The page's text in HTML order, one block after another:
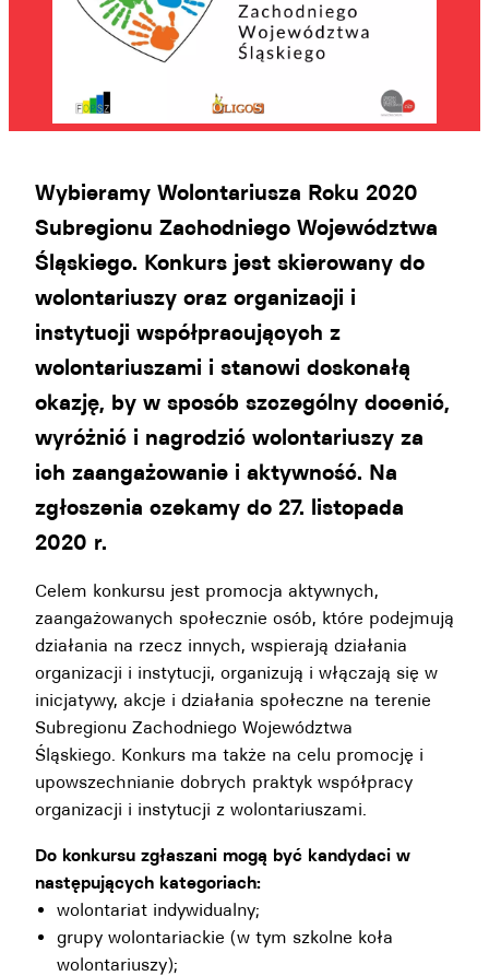
Wybieramy Wolontariusza Roku 2020
Subregionu Zachodniego Województwa
Śląskiego. Konkurs jest skierowany do
wolontariuszy oraz organizacji i
instytucji współpracujących z
wolontariuszami i stanowi doskonałą
okazję, by w sposób szczególny docenić,
wyróżnić i nagrodzić wolontariuszy za
ich zaangażowanie i aktywność. Na
zgłoszenia czekamy do 27. listopada
2020 r.
Celem konkursu jest promocja aktywnych,
zaangażowanych społecznie osób, które podejmują
działania na rzecz innych, wspierają działania
organizacji i instytucji, organizują i włączają się w
inicjatywy, akcje i działania społeczne na terenie
Subregionu Zachodniego Województwa
Śląskiego. Konkurs ma także na celu promocję i
upowszechnianie dobrych praktyk współpracy
organizacji i instytucji z wolontariuszami.
Do konkursu zgłaszani mogą być kandydaci w
następujących kategoriach:
wolontariat indywidualny;
grupy wolontariackie (w tym szkolne koła
wolontariuszy);